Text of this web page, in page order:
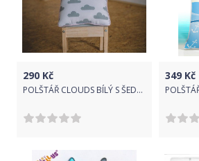
290 Kč
POLŠTÁŘ CLOUDS BÍLÝ S ŠEDÝMI MRAKY, RŮŽOVÝ LEM
349 Kč